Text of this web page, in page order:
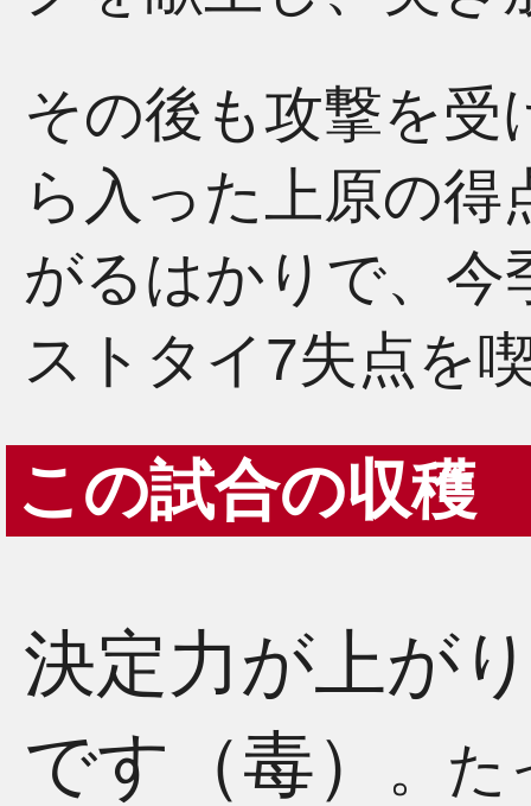
その後も攻撃を受
ら入った上原の得
がるはかりで、今
ストタイ7失点を
この試合の収穫
決定力が上が
です（毒）
。た